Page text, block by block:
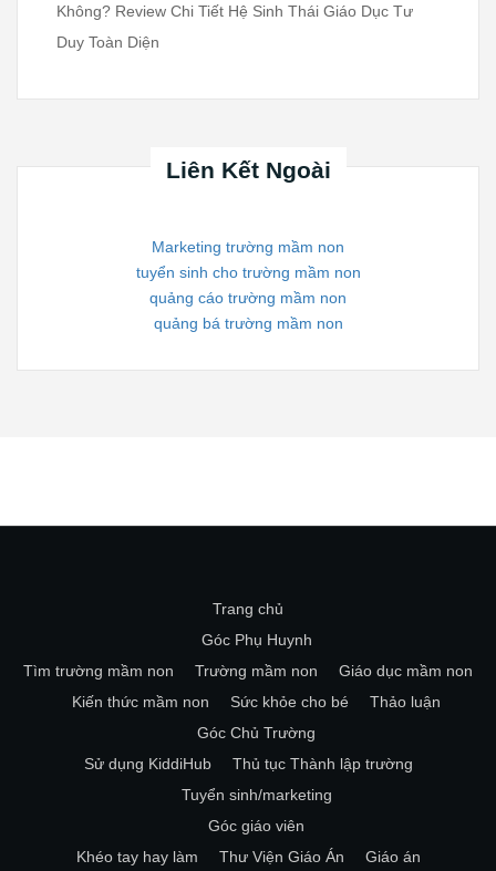
Không? Review Chi Tiết Hệ Sinh Thái Giáo Dục Tư
Duy Toàn Diện
Liên Kết Ngoài
Marketing trường mầm non
tuyển sinh cho trường mầm non
quảng cáo trường mầm non
quảng bá trường mầm non
Trang chủ
Góc Phụ Huynh
Tìm trường mầm non
Trường mầm non
Giáo dục mầm non
Kiến thức mầm non
Sức khỏe cho bé
Thảo luận
Góc Chủ Trường
Sử dụng KiddiHub
Thủ tục Thành lập trường
Tuyển sinh/marketing
Góc giáo viên
Khéo tay hay làm
Thư Viện Giáo Án Giáo án